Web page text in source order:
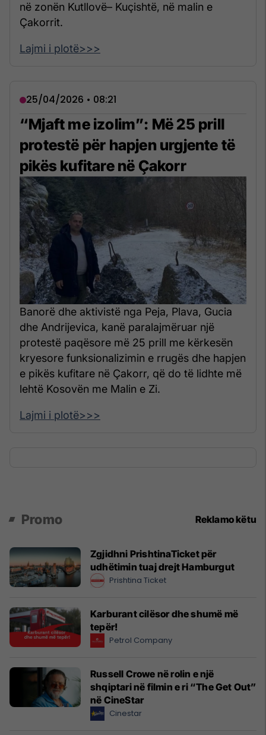
në zonën Kutllovë– Kuçishtë, në malin e
Çakorrit.
Lajmi i plotë>>>
25/04/2026 • 08:21
“Mjaft me izolim”: Më 25 prill
protestë për hapjen urgjente të
pikës kufitare në Çakorr
Banorë dhe aktivistë nga Peja, Plava, Gucia
dhe Andrijevica, kanë paralajmëruar një
protestë paqësore më 25 prill me kërkesën
kryesore funksionalizimin e rrugës dhe hapjen
e pikës kufitare në Çakorr, që do të lidhte më
lehtë Kosovën me Malin e Zi.
Lajmi i plotë>>>
Promo Reklamo këtu
Zgjidhni PrishtinaTicket për
udhëtimin tuaj drejt Hamburgut
Prishtina Ticket
Karburant cilësor dhe shumë më
tepër!
Petrol Company
Russell Crowe në rolin e një
shqiptari në filmin e ri “The Get Out”
në CineStar
Cinestar